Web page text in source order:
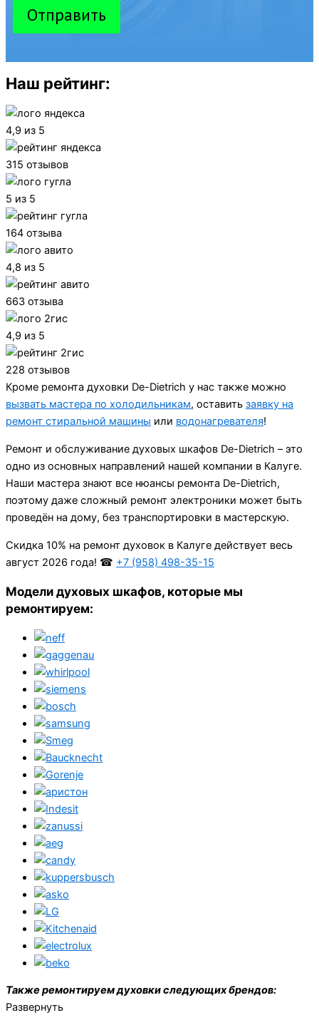
Отправить
Наш рейтинг:
4,9 из 5
315 отзывов
5 из 5
164 отзыва
4,8 из 5
663 отзыва
4,9 из 5
228 отзывов
Кроме ремонта духовки De-Dietrich у нас также можно
вызвать мастера по холодильникам, оставить заявку на
ремонт стиральной машины или водонагревателя!
Ремонт и обслуживание духовых шкафов De-Dietrich – это
одно из основных направлений нашей компании в Калуге.
Наши мастера знают все нюансы ремонта De-Dietrich,
поэтому даже сложный ремонт электроники может быть
проведён на дому, без транспортировки в мастерскую.
Cкидка 10% на ремонт духовок в Калуге действует весь
август 2026 года! ☎ +7 (958) 498-35-15
Модели духовых шкафов, которые мы
ремонтируем:
Также ремонтируем духовки следующих брендов:
Развернуть